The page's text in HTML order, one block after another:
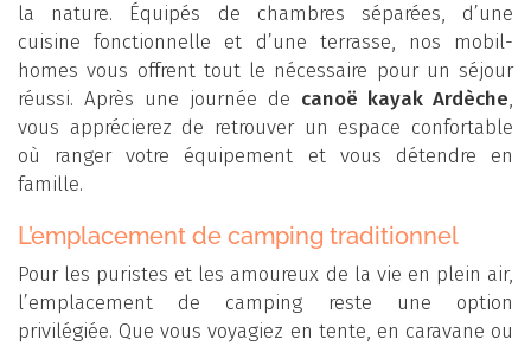
la nature. Équipés de chambres séparées, d’une
cuisine fonctionnelle et d’une terrasse, nos mobil-
homes vous offrent tout le nécessaire pour un séjour
réussi. Après une journée de canoë kayak Ardèche,
vous apprécierez de retrouver un espace confortable
où ranger votre équipement et vous détendre en
famille.
L’emplacement de camping traditionnel
Pour les puristes et les amoureux de la vie en plein air,
l’emplacement de camping reste une option
privilégiée. Que vous voyagiez en tente, en caravane ou